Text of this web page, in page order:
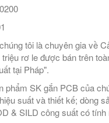
tôi là chuyên gia về
rơ le được bán trên
tại Pháp".
phẩm SK gắn PCB của
suất và thiết kế; dòng
& SILD công suất có tính